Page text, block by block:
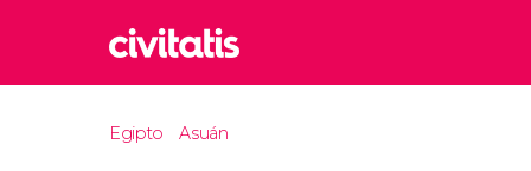
Egipto Asuán